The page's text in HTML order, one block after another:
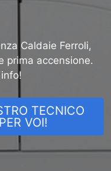
Caldaie Ferroli,
prima accensione.
TECNICO
VOI!